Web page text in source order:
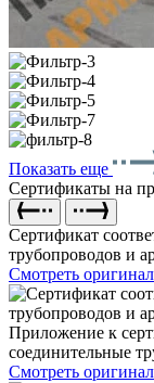
Показать еще
Сертификаты на
Сертификат
трубопроводов и
Смотреть оригинал
Приложение к
соединительные
Смотреть оригинал